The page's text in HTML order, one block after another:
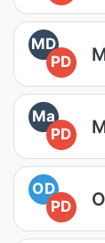
MD
PD
Ma
PD
OD
PD